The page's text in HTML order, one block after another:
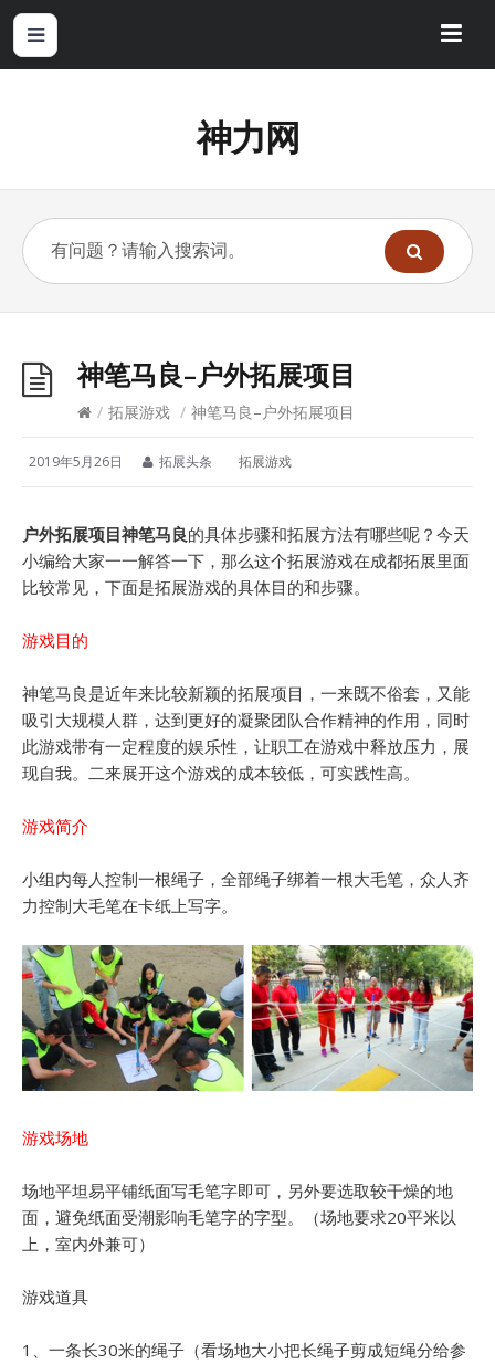
神力网
神笔马良–户外拓展项目
/ 拓展游戏 / 神笔马良–户外拓展项目
2019年5月26日 拓展头条 拓展游戏
户外拓展项目神笔马良的具体步骤和拓展方法有哪些呢？今天
小编给大家一一解答一下，那么这个拓展游戏在成都拓展里面
比较常见，下面是拓展游戏的具体目的和步骤。
游戏目的
神笔马良是近年来比较新颖的拓展项目，一来既不俗套，又能
吸引大规模人群，达到更好的凝聚团队合作精神的作用，同时
此游戏带有一定程度的娱乐性，让职工在游戏中释放压力，展
现自我。二来展开这个游戏的成本较低，可实践性高。
游戏简介
小组内每人控制一根绳子，全部绳子绑着一根大毛笔，众人齐
力控制大毛笔在卡纸上写字。
游戏场地
场地平坦易平铺纸面写毛笔字即可，另外要选取较干燥的地
面，避免纸面受潮影响毛笔字的字型。（场地要求20平米以
上，室内外兼可）
游戏道具
1、一条长30米的绳子（看场地大小把长绳子剪成短绳分给参